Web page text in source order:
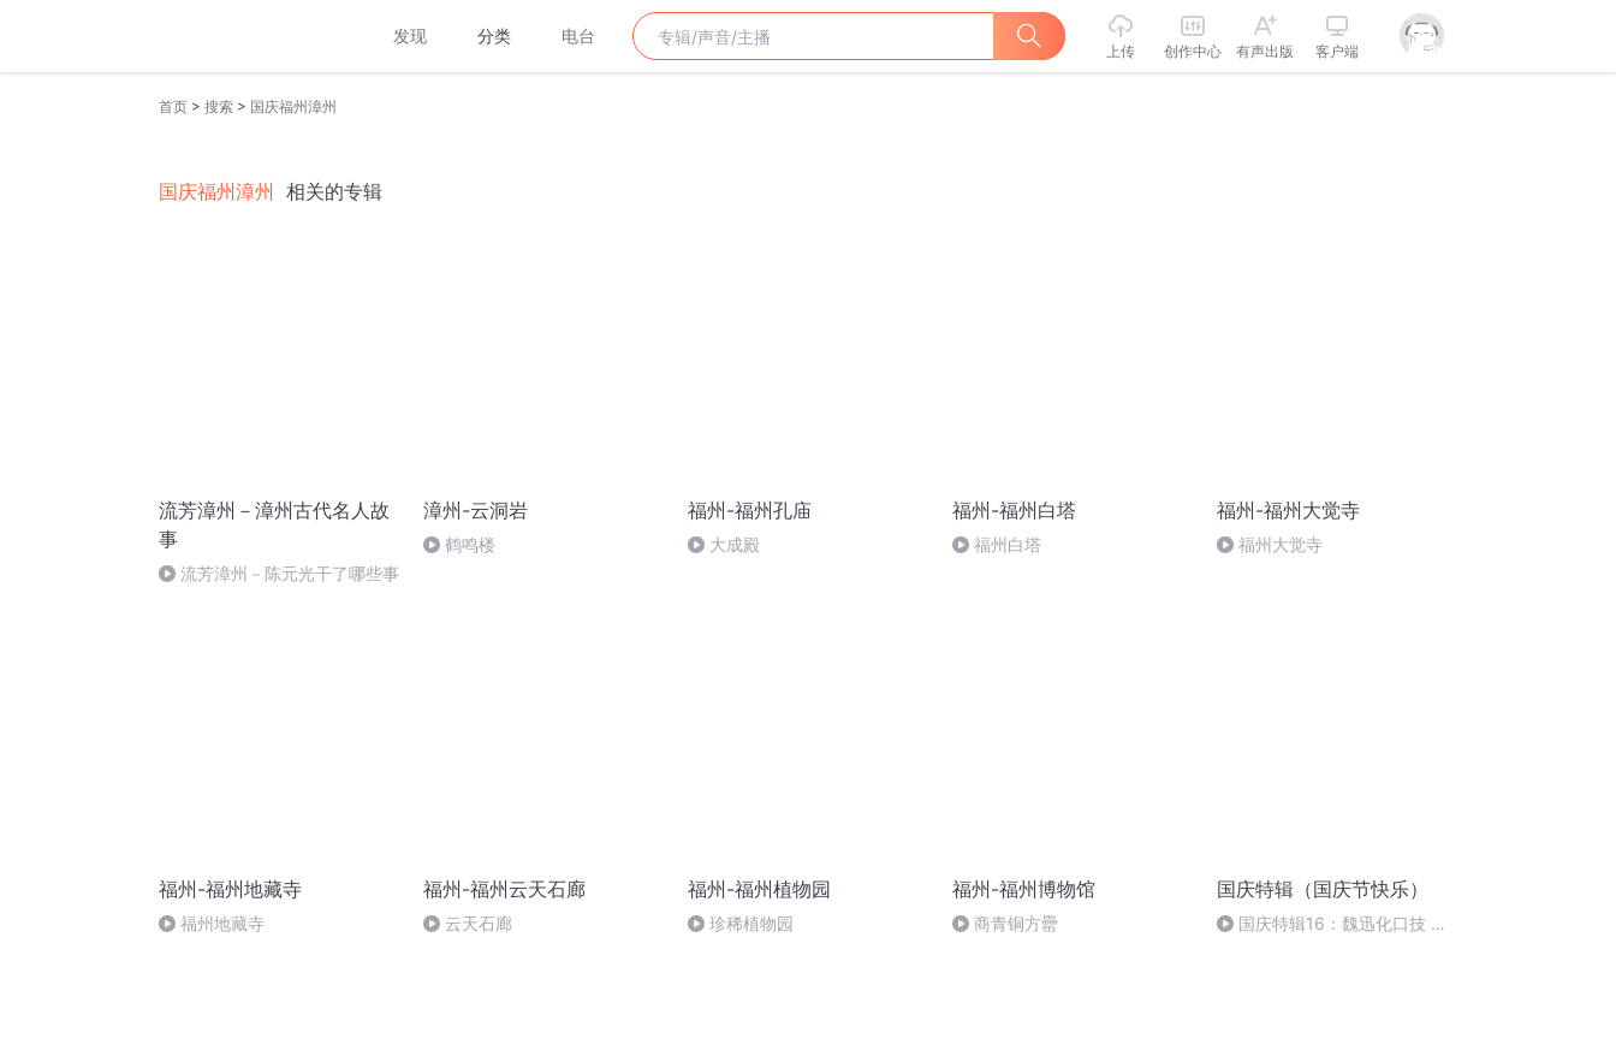
发现 分类 电台
上传 创作中心 有声出版 客户端
首页 > 搜索 > 国庆福州漳州
国庆福州漳州 相关的专辑
流芳漳州－漳州古代名人故
事
流芳漳州－陈元光干了哪些事
漳州-云洞岩
鹤鸣楼
福州-福州孔庙
大成殿
福州-福州白塔
福州白塔
福州-福州大觉寺
福州大觉寺
福州-福州地藏寺
福州地藏寺
福州-福州云天石廊
云天石廊
福州-福州植物园
珍稀植物园
福州-福州博物馆
商青铜方罍
国庆特辑（国庆节快乐）
国庆特辑16：魏迅化口技 二